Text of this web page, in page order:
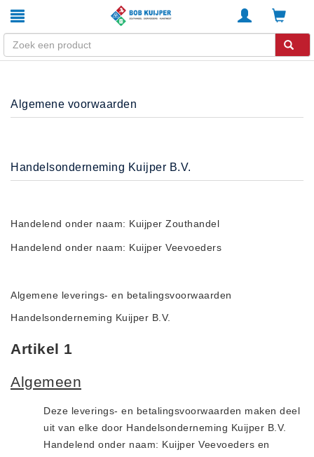
Algemene voorwaarden
Privacy Statement
Over Ons
(2)
Granen (9)
Graszaad (1)
Hartog Lucerne - Muesli (8)
Algemene voorwaarden
Handelsonderneming Kuijper B.V.
Handelend onder naam: Kuijper Zouthandel
Handelend onder naam: Kuijper Veevoeders
Algemene leverings- en betalingsvoorwaarden
Handelsonderneming Kuijper B.V.
Artikel 1
Algemeen
Deze leverings- en betalingsvoorwaarden maken deel
uit van elke door Handelsonderneming Kuijper B.V.
Handelend onder naam: Kuijper Veevoeders en